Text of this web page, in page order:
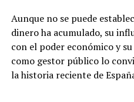
Aunque no se puede
dinero ha acumulado, su
con el poder económico y
como gestor público lo
la historia reciente de